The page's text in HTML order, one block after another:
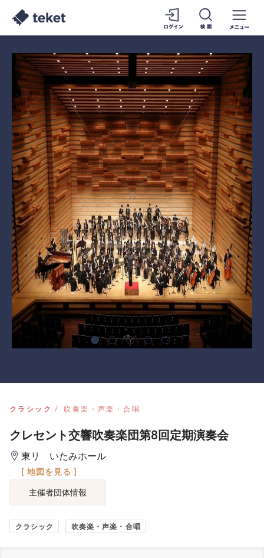
クラシック 吹奏楽・声楽・合唱
クレセント交響吹奏楽団第8回定期演奏会
東リ いたみホール
[ 地図を見る ]
主催者団体情報
クラシック 吹奏楽・声楽・合唱